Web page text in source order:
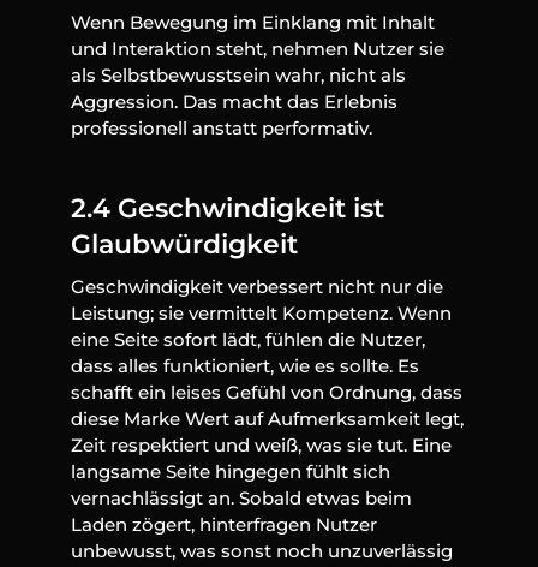
Wenn Bewegung im Einklang mit Inhalt
und Interaktion steht, nehmen Nutzer sie
als Selbstbewusstsein wahr, nicht als
Aggression. Das macht das Erlebnis
professionell anstatt performativ.
2.4 Geschwindigkeit ist
Glaubwürdigkeit
Geschwindigkeit verbessert nicht nur die
Leistung; sie vermittelt Kompetenz. Wenn
eine Seite sofort lädt, fühlen die Nutzer,
dass alles funktioniert, wie es sollte. Es
schafft ein leises Gefühl von Ordnung, dass
diese Marke Wert auf Aufmerksamkeit legt,
Zeit respektiert und weiß, was sie tut. Eine
langsame Seite hingegen fühlt sich
vernachlässigt an. Sobald etwas beim
Laden zögert, hinterfragen Nutzer
unbewusst, was sonst noch unzuverlässig